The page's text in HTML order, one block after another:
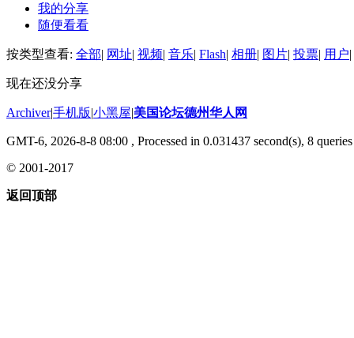
我的分享
随便看看
按类型查看: 全部| 网址| 视频| 音乐| Flash| 相册| 图片| 投票| 用户|
现在还没分享
Archiver|手机版|小黑屋|美国论坛德州华人网
GMT-6, 2026-8-8 08:00 , Processed in 0.031437 second(s), 8
© 2001-2017
返回顶部